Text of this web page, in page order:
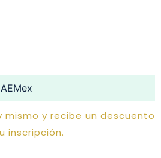
mismo y recibe un descuento
inscripción.